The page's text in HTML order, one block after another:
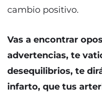
cambio positivo.
Vas a encontrar
advertencias, te
desequilibrios, te
infarto, que tus